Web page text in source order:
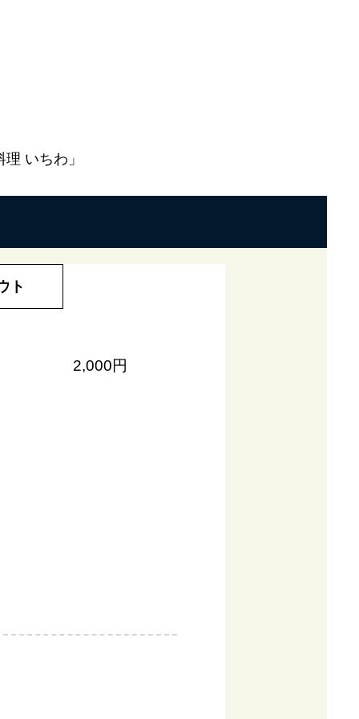
いちわ」
2,000円
ト